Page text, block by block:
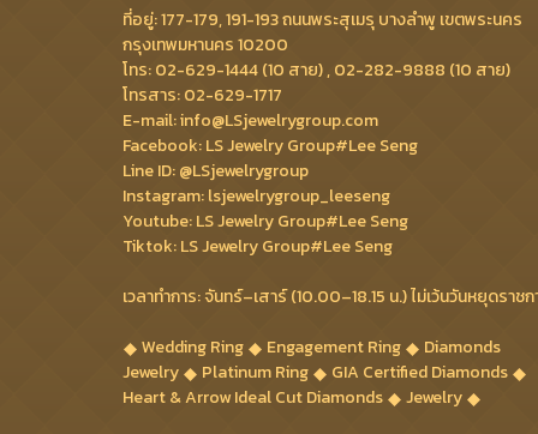
ที่อยู่: 177-179, 191-193 ถนนพระสุเมรุ บางลำพู เขตพระนคร
กรุงเทพมหานคร 10200
โทร: 02-629-1444 (10 สาย) , 02-282-9888 (10 สาย)
โทรสาร: 02-629-1717
E-mail: info@LSjewelrygroup.com
Facebook: LS Jewelry Group#Lee Seng
Line ID: @LSjewelrygroup
Instagram: lsjewelrygroup_leeseng
Youtube: LS Jewelry Group#Lee Seng
Tiktok: LS Jewelry Group#Lee Seng
เวลาทำการ: จันทร์–เสาร์ (10.00–18.15 น.) ไม่เว้นวันหยุดราช
Wedding Ring
Engagement Ring
Diamonds
Jewelry
Platinum Ring
GIA Certified Diamonds
Heart & Arrow Ideal Cut Diamonds
Jewelry